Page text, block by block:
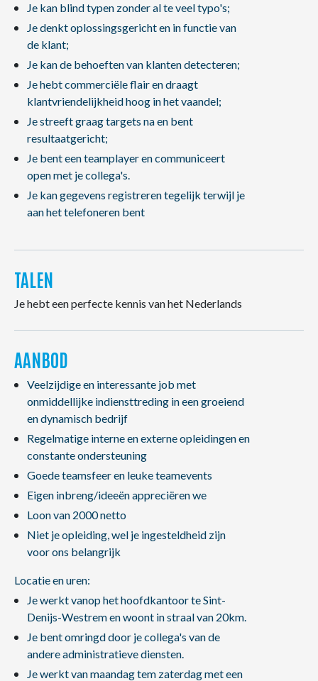
Je kan blind typen zonder al te veel typo's;
Je denkt oplossingsgericht en in functie van
de klant;
Je kan de behoeften van klanten detecteren;
Je hebt commerciële flair en draagt
klantvriendelijkheid hoog in het vaandel;
Je streeft graag targets na en bent
resultaatgericht;
Je bent een teamplayer en communiceert
open met je collega's.
Je kan gegevens registreren tegelijk terwijl je
aan het telefoneren bent
TALEN
Je hebt een perfecte kennis van het Nederlands
AANBOD
Veelzijdige en interessante job met
onmiddellijke indiensttreding in een groeiend
en dynamisch bedrijf
Regelmatige interne en externe opleidingen en
constante ondersteuning
Goede teamsfeer en leuke teamevents
Eigen inbreng/ideeën appreciëren we
Loon van 2000 netto
Niet je opleiding, wel je ingesteldheid zijn
voor ons belangrijk
Locatie en uren:
Je werkt vanop het hoofdkantoor te Sint-
Denijs-Westrem en woont in straal van 20km.
Je bent omringd door je collega's van de
andere administratieve diensten.
Je werkt van maandag tem zaterdag met een